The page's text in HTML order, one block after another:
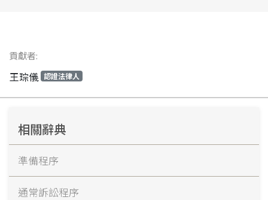
貢獻者:
王琮儀 認證法律人
相關辭典
準備程序
通常訴訟程序